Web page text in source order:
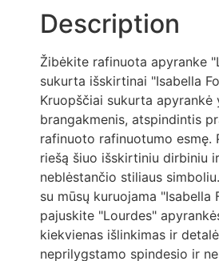
Description
Žibėkite rafinuota apyranke
sukurta išskirtinai "Isabella
Kruopščiai sukurta apyrankė
brangakmenis, atspindintis
rafinuoto rafinuotumo esmę.
riešą šiuo išskirtiniu dirbiniu
neblėstančio stiliaus
su mūsų kuruojama "Isabella
pajuskite "Lourdes"
kiekvienas išlinkimas ir
neprilygstamo spindesio ir